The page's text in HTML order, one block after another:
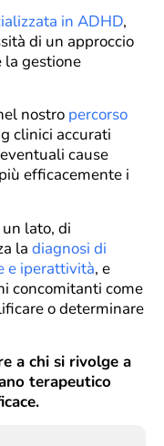
in ADHD,
di un approccio
la gestione
nostro percorso
clinici accurati
cause
efficacemente i
lato, di
la diagnosi di
e iperattività, e
concomitanti come
o determinare
a chi si rivolge a
terapeutico